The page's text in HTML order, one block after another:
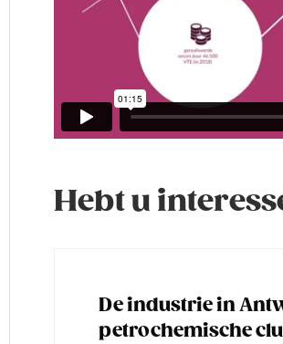
Hebt u
De industrie in
petrochemische